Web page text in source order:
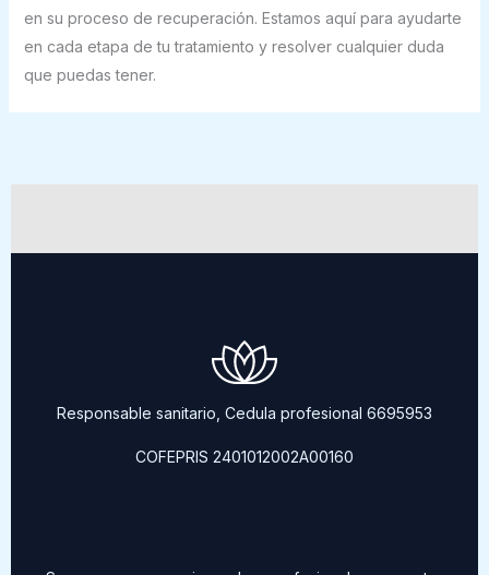
en su proceso de recuperación. Estamos aquí para ayudarte
en cada etapa de tu tratamiento y resolver cualquier duda
que puedas tener.
Responsable sanitario, Cedula profesional 6695953
COFEPRIS 2401012002A00160